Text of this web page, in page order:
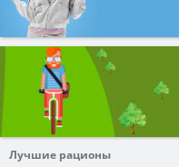
Лучшие рационы